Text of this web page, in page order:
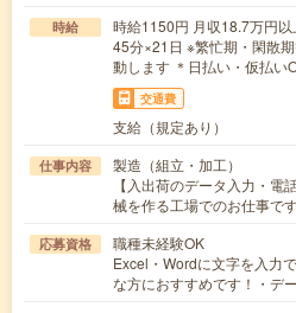
時給
時給1150円 月収18.7万円
45分×21日 ※繁忙期・閑散
動します ＊日払い・仮払い
交通費
支給（規定あり）
仕事内容
製造（組立・加工）
【入出荷のデータ入力・電
械を作る工場でのお仕事で
応募資格
職種未経験OK
Excel・Wordに文字を入力
な方におすすめです！・デ